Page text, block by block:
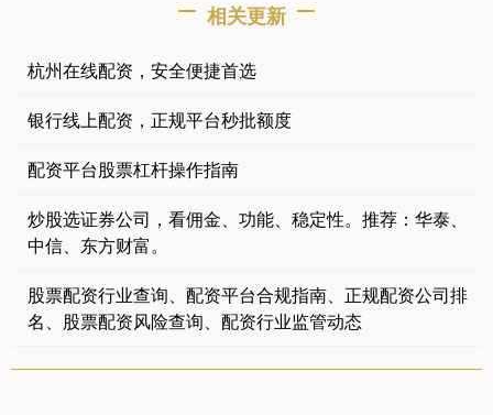
相关更新
杭州在线配资，安全便捷首选
银行线上配资，正规平台秒批额度
配资平台股票杠杆操作指南
炒股选证券公司，看佣金、功能、稳定性。推荐：华泰、
中信、东方财富。
股票配资行业查询、配资平台合规指南、正规配资公司排
名、股票配资风险查询、配资行业监管动态